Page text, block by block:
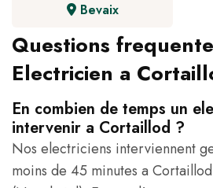
Bevaix
Questions
Electricien a
En combien de temps un
intervenir a Cortaillod ?
Nos electriciens interviennent
moins de 45 minutes a